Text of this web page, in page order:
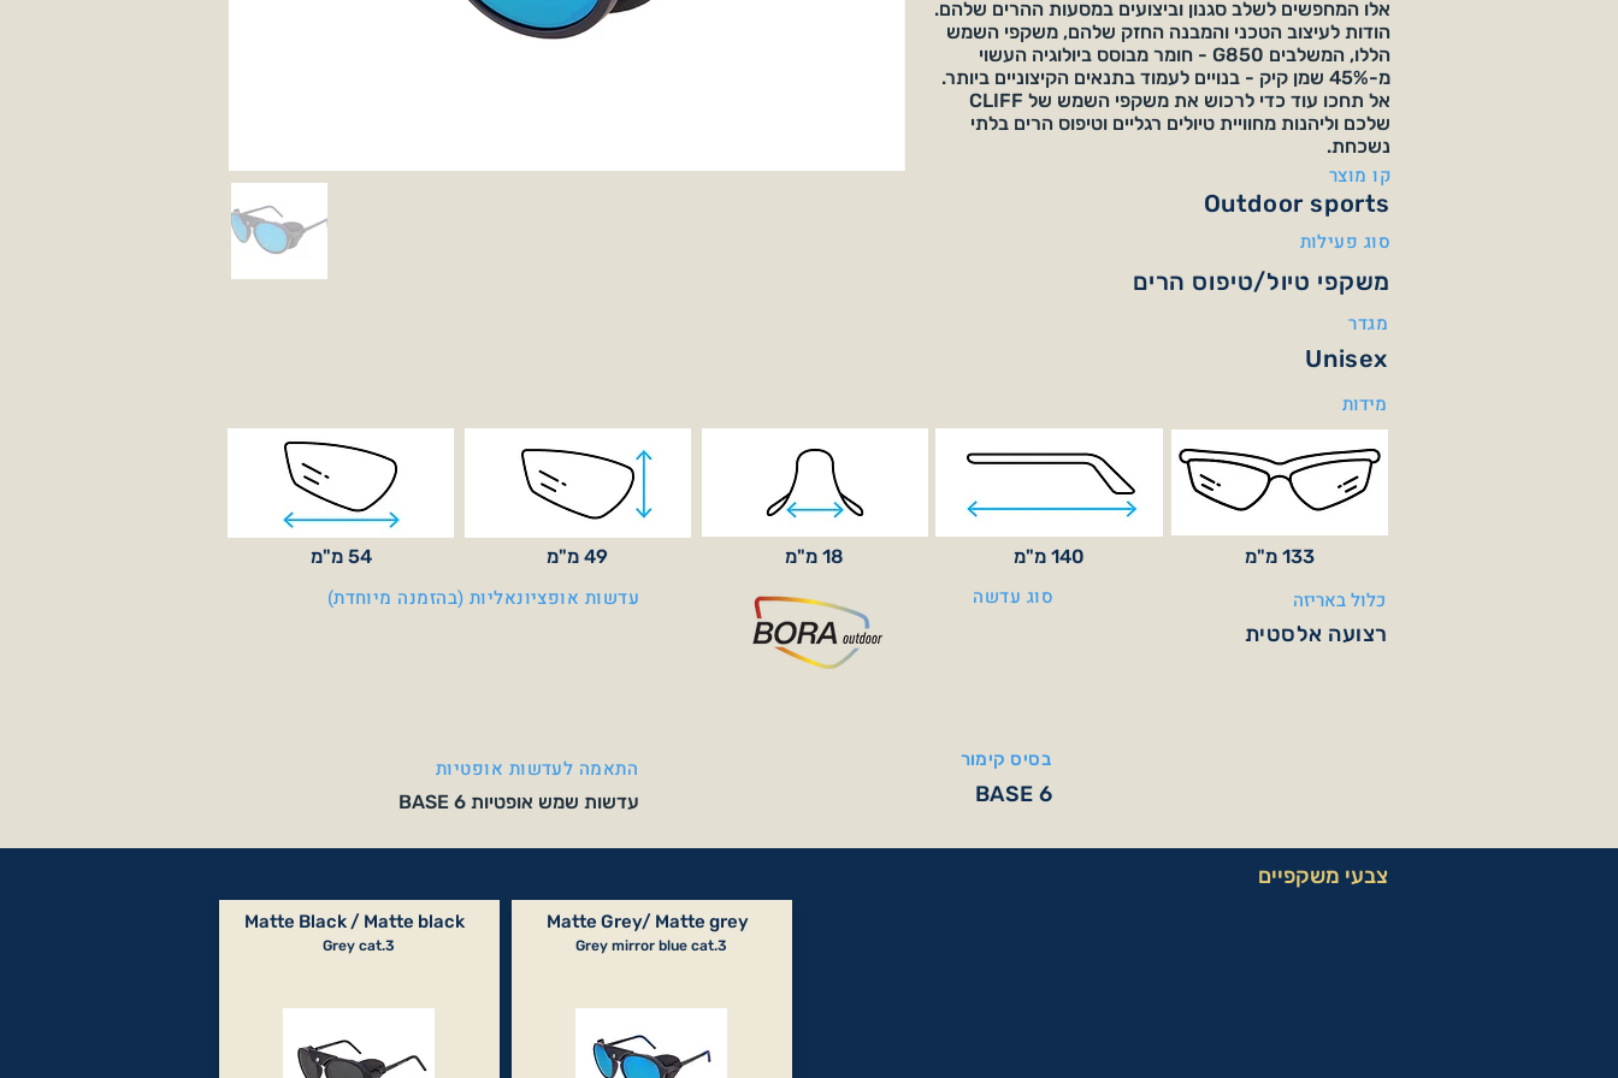
אלו המחפשים לשלב סגנון וביצועים במסעות ההרים שלהם.
הודות לעיצוב הטכני והמבנה החזק שלהם, משקפי השמש
הללו, המשלבים G850 - חומר מבוסס ביולוגיה העשוי
מ-45% שמן קיק - בנויים לעמוד בתנאים הקיצוניים ביותר.
אל תחכו עוד כדי לרכוש את משקפי השמש של CLIFF
שלכם וליהנות מחוויית טיולים רגליים וטיפוס הרים בלתי
נשכחת.
קו מוצר
Outdoor sports
סוג פעילות
משקפי טיול/טיפוס הרים
מגדר
Unisex
מידות
54 מ"מ 49 מ"מ
עדשות אופציונאליות (בהזמנה מיוחדת)
התאמה לעדשות אופטיות
עדשות שמש אופטיות BASE 6
18 מ"מ 140 מ"מ 133 מ"מ
סוג עדשה
כלול באריזה
רצועה אלסטית
בסיס קימור
BASE 6
צבעי משקפיים
Matte Black / Matte black
Grey cat.3
Matte Grey/ Matte grey
Grey mirror blue cat.3